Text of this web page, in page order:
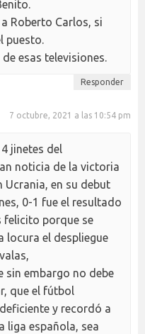
Roberto Carlos, si
puesto.
esas televisiones.
Responder
7 octubre, 2021 a las 10:54 pm
jinetes del
noticia de la victoria
Ucrania, en su debut
0-1 fue el resultado
felicito porque se
locura el despliegue
sin embargo no debe
que el fútbol
y recordó a
liga española, sea